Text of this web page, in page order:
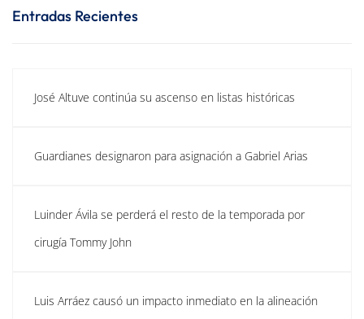
Entradas Recientes
José Altuve continúa su ascenso en listas históricas
Guardianes designaron para asignación a Gabriel Arias
Luinder Ávila se perderá el resto de la temporada por
cirugía Tommy John
Luis Arráez causó un impacto inmediato en la alineación